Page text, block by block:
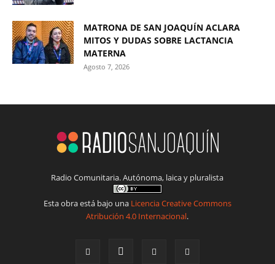
MATRONA DE SAN JOAQUÍN ACLARA
MITOS Y DUDAS SOBRE LACTANCIA
MATERNA
Agosto 7, 2026
Radio Comunitaria. Autónoma, laica y pluralista
Esta obra está bajo una Licencia Creative Commons
Atribución 4.0 Internacional.